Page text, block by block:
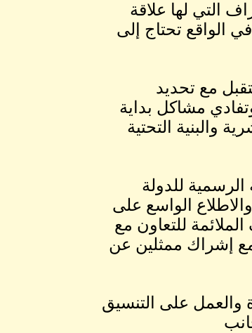
التي لها علاقة
الواقع تحتاج إلى
مع تحديد
مشاكل بداية
والبنية التحتية
الرسمية للدولة
الواسع على
للتعاون مع
إشراك ممثلين عن
والعمل على التنسيق